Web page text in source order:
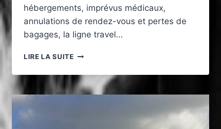
hébergements, imprévus médicaux,
annulations de rendez-vous et pertes de
bagages, la ligne travel…
LIRE LA SUITECOMMENT
L’ASSURANCE
VOYAGE
D’AFFAIRES